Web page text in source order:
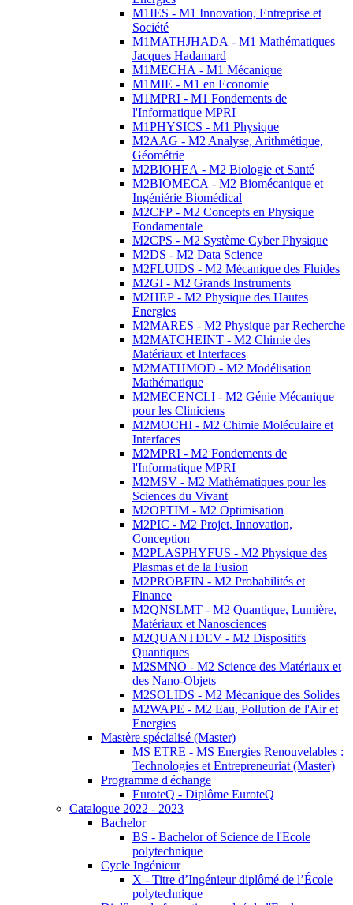
M1IES - M1 Innovation, Entreprise et
Société
M1MATHJHADA - M1 Mathématiques
Jacques Hadamard
M1MECHA - M1 Mécanique
M1MIE - M1 en Economie
M1MPRI - M1 Fondements de
l'Informatique MPRI
M1PHYSICS - M1 Physique
M2AAG - M2 Analyse, Arithmétique,
Géométrie
M2BIOHEA - M2 Biologie et Santé
M2BIOMECA - M2 Biomécanique et
Ingéniérie Biomédical
M2CFP - M2 Concepts en Physique
Fondamentale
M2CPS - M2 Système Cyber Physique
M2DS - M2 Data Science
M2FLUIDS - M2 Mécanique des Fluides
M2GI - M2 Grands Instruments
M2HEP - M2 Physique des Hautes
Energies
M2MARES - M2 Physique par Recherche
M2MATCHEINT - M2 Chimie des
Matériaux et Interfaces
M2MATHMOD - M2 Modélisation
Mathématique
M2MECENCLI - M2 Génie Mécanique
pour les Cliniciens
M2MOCHI - M2 Chimie Moléculaire et
Interfaces
M2MPRI - M2 Fondements de
l'Informatique MPRI
M2MSV - M2 Mathématiques pour les
Sciences du Vivant
M2OPTIM - M2 Optimisation
M2PIC - M2 Projet, Innovation,
Conception
M2PLASPHYFUS - M2 Physique des
Plasmas et de la Fusion
M2PROBFIN - M2 Probabilités et
Finance
M2QNSLMT - M2 Quantique, Lumière,
Matériaux et Nanosciences
M2QUANTDEV - M2 Dispositifs
Quantiques
M2SMNO - M2 Science des Matériaux et
des Nano-Objets
M2SOLIDS - M2 Mécanique des Solides
M2WAPE - M2 Eau, Pollution de l'Air et
Energies
Mastère spécialisé (Master)
MS ETRE - MS Energies Renouvelables :
Technologies et Entrepreneuriat (Master)
Programme d'échange
EuroteQ - Diplôme EuroteQ
Catalogue 2022 - 2023
Bachelor
BS - Bachelor of Science de l'Ecole
polytechnique
Cycle Ingénieur
X - Titre d’Ingénieur diplômé de l’École
polytechnique